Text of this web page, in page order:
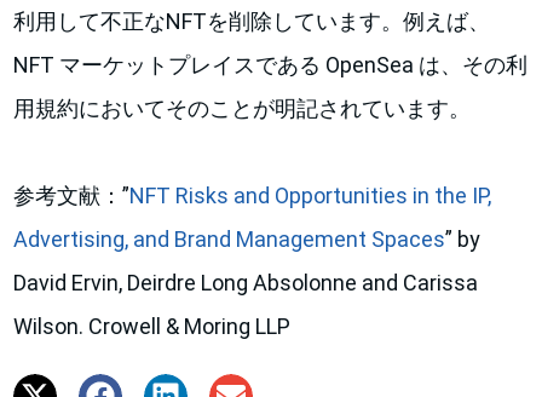
利用して不正なNFTを削除しています。例えば、
NFT マーケットプレイスである OpenSea は、その利
用規約においてそのことが明記されています。
参考文献：”NFT Risks and Opportunities in the IP,
Advertising, and Brand Management Spaces” by
David Ervin, Deirdre Long Absolonne and Carissa
Wilson. Crowell & Moring LLP